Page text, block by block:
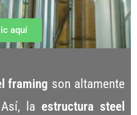
aquí
framing son altamente
la estructura steel